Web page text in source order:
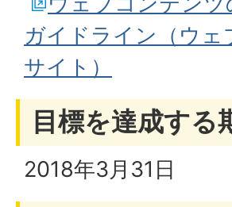
ガイドライン（ウ
サイト）
目標を達成する
2018年3月31日